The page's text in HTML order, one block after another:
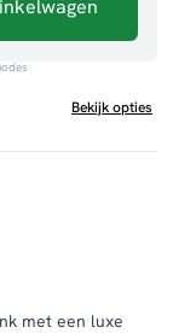
Bekijk opties
met een luxe